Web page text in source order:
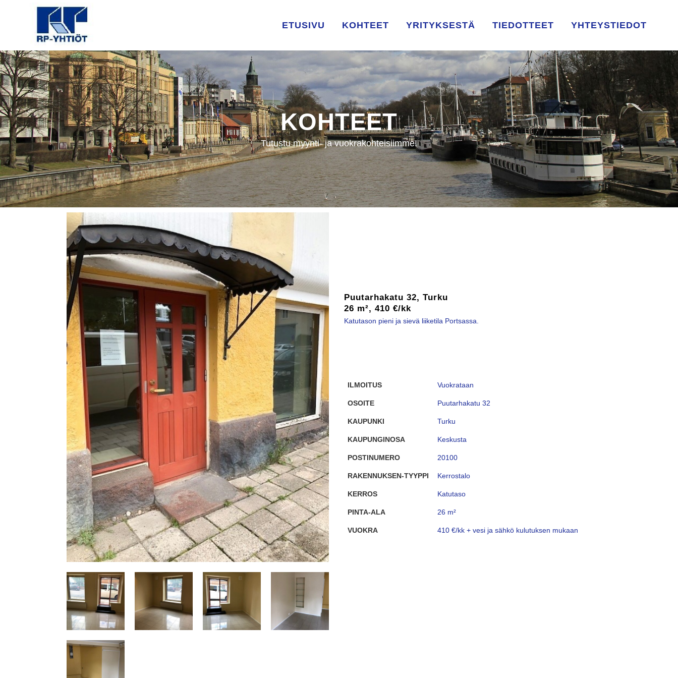
ETUSIVU KOHTEET YRITYKSESTÄ TIEDOTTEET YHTEYSTIEDOT
KOHTEET
Tutustu myynti- ja vuokrakohteisiimme!
Puutarhakatu 32, Turku
26 m², 410 €/kk
Katutason pieni ja sievä liiketila Portsassa.
ILMOITUS Vuokrataan
OSOITE Puutarhakatu 32
KAUPUNKI Turku
KAUPUNGINOSA Keskusta
POSTINUMERO 20100
RAKENNUKSEN-TYYPPI Kerrostalo
KERROS Katutaso
PINTA-ALA 26 m²
VUOKRA 410 €/kk + vesi ja sähkö kulutuksen mukaan